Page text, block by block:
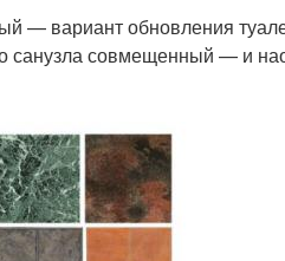
— вариант обновления
санузла совмещенный — и